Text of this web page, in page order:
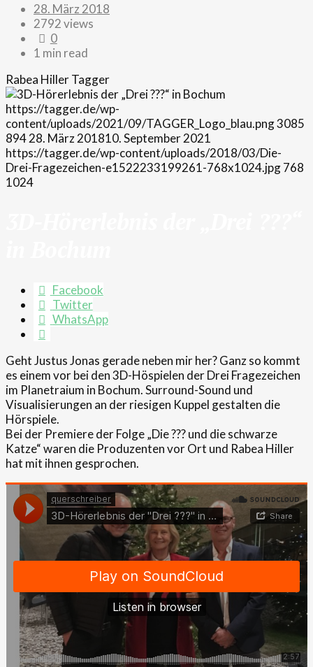
28. März 2018
2792 views
0
1 min read
Rabea HillerTagger
https://tagger.de/wp-
content/uploads/2021/09/TAGGER_Logo_blau.png3085
89428. März 201810. September 2021
https://tagger.de/wp-content/uploads/2018/03/Die-
Drei-Fragezeichen-e1522233199261-768x1024.jpg768
1024
Facebook
Twitter
WhatsApp
Geht Justus Jonas gerade neben mir her? Ganz so kommt
es einem vor bei den 3D-Höspielen der Drei Fragezeichen
im Planetraium in Bochum. Surround-Sound und
Visualisierungen an der riesigen Kuppel gestalten die
Hörspiele.
Bei der Premiere der Folge „Die ??? und die schwarze
Katze“ waren die Produzenten vor Ort und Rabea Hiller
hat mit ihnen gesprochen.